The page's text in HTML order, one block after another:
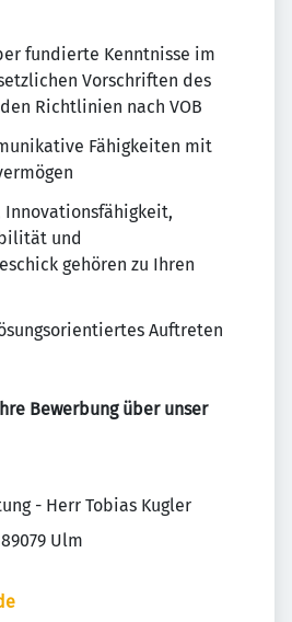
fundierte Kenntnisse im
Vorschriften des
Richtlinien nach VOB
Fähigkeiten mit
und
gehören zu Ihren
Auftreten
Bewerbung über unser
- Herr Tobias Kugler
Ulm